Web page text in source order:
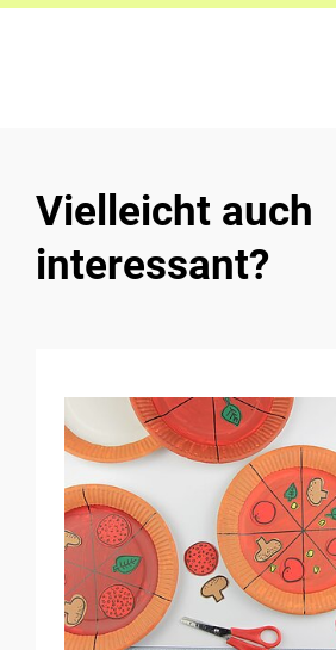
Vielleicht auch
interessant?